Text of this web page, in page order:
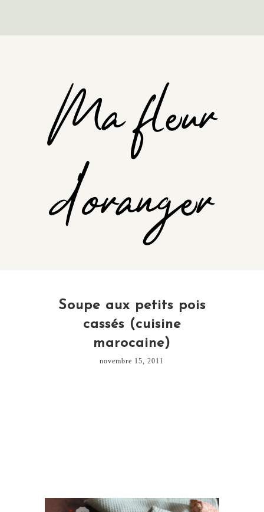
Ma fleur
d'oranger
Soupe aux petits pois
cassés (cuisine
marocaine)
novembre 15, 2011